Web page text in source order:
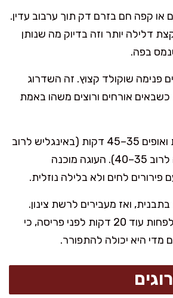
או קפה חם בזרם דק תוך ערבוב עדין.
דלילה יותר וזה בדיוק מה שנותן
בפה.
פנימה שוקולד קצוץ. זה השדרוג
אורחים ורוצים משהו באמת
מעבירים לתבנית ואופים 35–45 דקות (באינגליש לרוב
40–45, בעגולה לרוב 35–40). העוגה מוכנה
פירורים לחים ולא בלילה נוזלית.
15 דקות בתבנית, ואז מעבירים לרשת צינון.
בבית אני מחכה לפחות עוד 20 דקות לפני פריסה, כי
מדי היא יכולה להתפורר.